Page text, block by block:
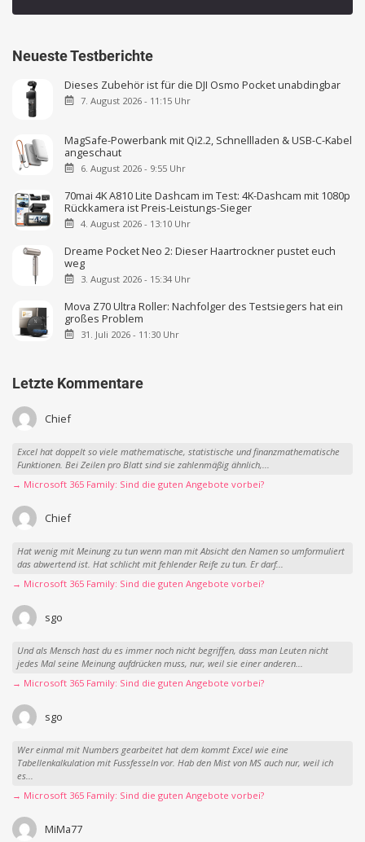
Neueste Testberichte
Dieses Zubehör ist für die DJI Osmo Pocket unabdingbar
7. August 2026 - 11:15 Uhr
MagSafe-Powerbank mit Qi2.2, Schnellladen & USB-C-Kabel
angeschaut
6. August 2026 - 9:55 Uhr
70mai 4K A810 Lite Dashcam im Test: 4K-Dashcam mit 1080p
Rückkamera ist Preis-Leistungs-Sieger
4. August 2026 - 13:10 Uhr
Dreame Pocket Neo 2: Dieser Haartrockner pustet euch
weg
3. August 2026 - 15:34 Uhr
Mova Z70 Ultra Roller: Nachfolger des Testsiegers hat ein
großes Problem
31. Juli 2026 - 11:30 Uhr
Letzte Kommentare
Chief
Excel hat doppelt so viele mathematische, statistische und finanzmathematische
Funktionen. Bei Zeilen pro Blatt sind sie zahlenmäßig ähnlich,...
→ Microsoft 365 Family: Sind die guten Angebote vorbei?
Chief
Hat wenig mit Meinung zu tun wenn man mit Absicht den Namen so umformuliert
das abwertend ist. Hat schlicht mit fehlender Reife zu tun. Er darf...
→ Microsoft 365 Family: Sind die guten Angebote vorbei?
sgo
Und als Mensch hast du es immer noch nicht begriffen, dass man Leuten nicht
jedes Mal seine Meinung aufdrücken muss, nur, weil sie einer anderen...
→ Microsoft 365 Family: Sind die guten Angebote vorbei?
sgo
Wer einmal mit Numbers gearbeitet hat dem kommt Excel wie eine
Tabellenkalkulation mit Fussfesseln vor. Hab den Mist von MS auch nur, weil ich
es...
→ Microsoft 365 Family: Sind die guten Angebote vorbei?
MiMa77